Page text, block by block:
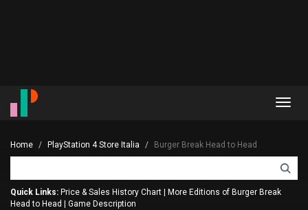
Home PlayStation 4 Store Italia Burger Break Head to Head
Quick Links: Price & Sales History Chart
More Editions of Burger Break
Head to Head
Game Description